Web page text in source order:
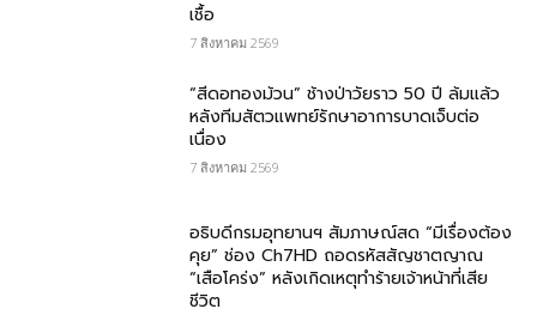
เชื้อ
7 สิงหาคม 2569
“สีดอทองม้วน” ช้างป่าวัยราว 50 ปี ล้มแล้ว
หลังทีมสัตวแพทย์รักษาอาการบาดเจ็บต่อ
เนื่อง
7 สิงหาคม 2569
อธิบดีกรมอุทยานฯ สัมภาษณ์สด “มีเรื่องต้อง
คุย” ช่อง Ch7HD ถอดรหัสสัญชาตญาณ
“เสือโคร่ง” หลังเกิดเหตุทำร้ายเจ้าหน้าที่เสีย
ชีวิต